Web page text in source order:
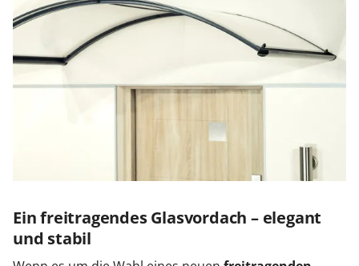
Ein freitragendes Glasvordach – elegant
und stabil